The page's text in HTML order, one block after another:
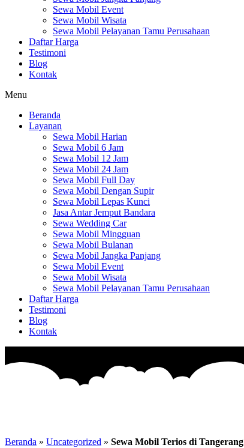
Sewa Mobil Event
Sewa Mobil Wisata
Sewa Mobil Pelayanan Tamu Perusahaan
Daftar Harga
Testimoni
Blog
Kontak
Menu
Beranda
Layanan
Sewa Mobil Harian
Sewa Mobil 6 Jam
Sewa Mobil 12 Jam
Sewa Mobil 24 Jam
Sewa Mobil Full Day
Sewa Mobil Dengan Supir
Sewa Mobil Lepas Kunci
Jasa Antar Jemput Bandara
Sewa Wedding Car
Sewa Mobil Mingguan
Sewa Mobil Bulanan
Sewa Mobil Jangka Panjang
Sewa Mobil Event
Sewa Mobil Wisata
Sewa Mobil Pelayanan Tamu Perusahaan
Daftar Harga
Testimoni
Blog
Kontak
Beranda » Uncategorized » Sewa Mobil Terios di Tangerang